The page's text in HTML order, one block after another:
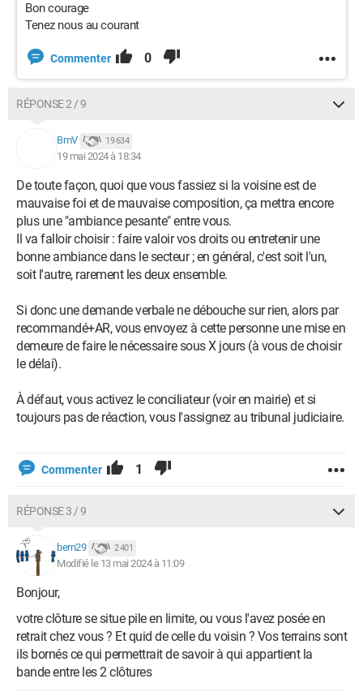
Bon courage
Tenez nous au courant
Commenter 0
RÉPONSE 2 / 9
BmV 19 634
19 mai 2024 à 18:34
De toute façon, quoi que vous fassiez si la voisine est de
mauvaise foi et de mauvaise composition, ça mettra encore
plus une "ambiance pesante" entre vous.
Il va falloir choisir : faire valoir vos droits ou entretenir une
bonne ambiance dans le secteur ; en général, c'est soit l'un,
soit l'autre, rarement les deux ensemble.
Si donc une demande verbale ne débouche sur rien, alors par
recommandé+AR, vous envoyez à cette personne une mise en
demeure de faire le nécessaire sous X jours (à vous de choisir
le délai).
À défaut, vous activez le conciliateur (voir en mairie) et si
toujours pas de réaction, vous l'assignez au tribunal judiciaire.
Commenter 1
RÉPONSE 3 / 9
bern29 2 401
Modifié le 13 mai 2024 à 11:09
Bonjour,
votre clôture se situe pile en limite, ou vous l'avez posée en
retrait chez vous ? Et quid de celle du voisin ? Vos terrains sont
ils bornés ce qui permettrait de savoir à qui appartient la
bande entre les 2 clôtures